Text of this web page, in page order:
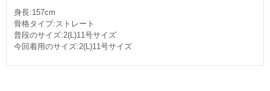
身長:157cm
骨格タイプ:ストレート
普段のサイズ:2(L)11号サイズ
今回着用のサイズ:2(L)11号サイズ